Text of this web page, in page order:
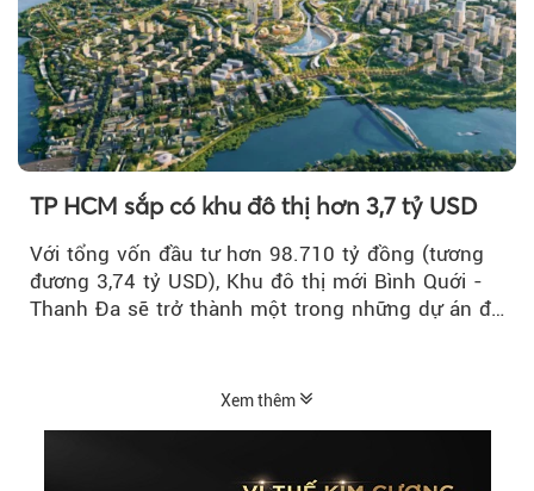
TP HCM sắp có khu đô thị hơn 3,7 tỷ USD
Với tổng vốn đầu tư hơn 98.710 tỷ đồng (tương
đương 3,74 tỷ USD), Khu đô thị mới Bình Quới -
Thanh Đa sẽ trở thành một trong những dự án đô
Xem thêm